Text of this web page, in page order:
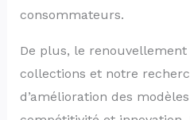
consommateurs.
De plus, le
collections et notre
d’amélioration des